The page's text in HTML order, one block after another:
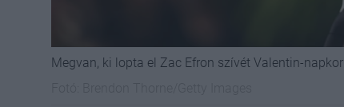
Megvan, ki lopta el Zac Efron szívét Valentin-napkor